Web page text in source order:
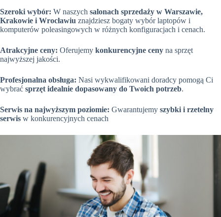
Szeroki wybór: W naszych salonach sprzedaży w Warszawie,
Krakowie i Wrocławiu znajdziesz bogaty wybór laptopów i
komputerów poleasingowych w różnych konfiguracjach i cenach.
Atrakcyjne ceny: Oferujemy konkurencyjne ceny na sprzęt
najwyższej jakości.
Profesjonalna obsługa: Nasi wykwalifikowani doradcy pomogą Ci
wybrać sprzęt idealnie dopasowany do Twoich potrzeb.
Serwis na najwyższym poziomie: Gwarantujemy szybki i rzetelny
serwis w konkurencyjnych cenach